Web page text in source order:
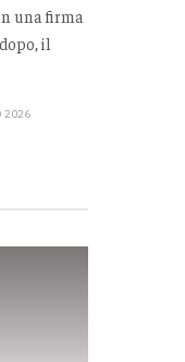
una firma
il
2026